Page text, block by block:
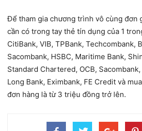
Để tham gia chương trình vô cùng đơn
cần có trong tay thẻ tín dụng của 1
CitiBank, VIB, TPBank, Techcombank,
Sacombank, HSBC, Maritime Bank,
Standard Chartered, OCB,
Long Bank, Eximbank, FE Credit và
đơn hàng là từ 3 triệu đồng trở lên.